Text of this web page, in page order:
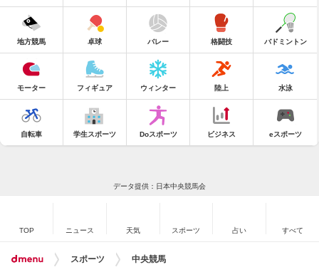
地方競馬 卓球 バレー 格闘技 バドミントン
モーター フィギュア ウィンター 陸上 水泳
自転車 学生スポーツ Doスポーツ ビジネス eスポーツ
データ提供：日本中央競馬会
TOP ニュース 天気 スポーツ 占い すべて
スポーツ 中央競馬